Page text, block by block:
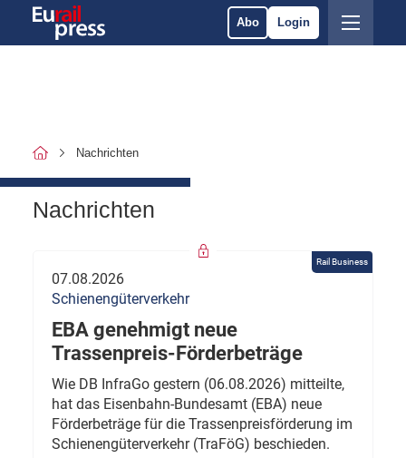
Abo Login
Nachrichten
Nachrichten
Rail Business
07.08.2026
Schienengüterverkehr
EBA genehmigt neue
Trassenpreis-Förderbeträge
Wie DB InfraGo gestern (06.08.2026) mitteilte,
hat das Eisenbahn-Bundesamt (EBA) neue
Förderbeträge für die Trassenpreisförderung im
Schienengüterverkehr (TraFöG) beschieden.